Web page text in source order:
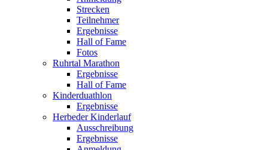
Strecken
Teilnehmer
Ergebnisse
Hall of Fame
Fotos
Ruhrtal Marathon
Ergebnisse
Hall of Fame
Kinderduathlon
Ergebnisse
Herbeder Kinderlauf
Ausschreibung
Ergebnisse